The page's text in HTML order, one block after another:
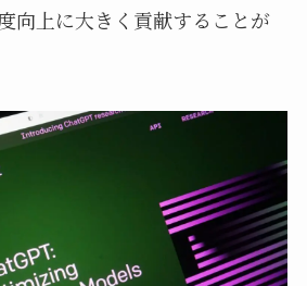
向上に大きく貢献することが